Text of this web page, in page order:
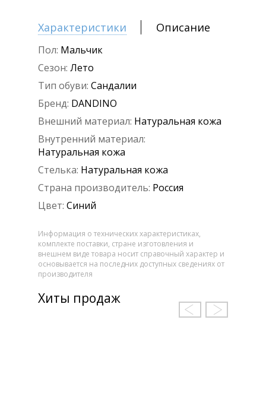
Характеристики Описание
Пол: Мальчик
Сезон: Лето
Тип обуви: Сандалии
Бренд: DANDINO
Внешний материал: Натуральная кожа
Внутренний материал:
Натуральная кожа
Стелька: Натуральная кожа
Страна производитель: Россия
Цвет: Синий
Информация о технических характеристиках,
комплекте поставки, стране изготовления и
внешнем виде товара носит справочный характер и
основывается на последних доступных сведениях от
производителя
Хиты продаж